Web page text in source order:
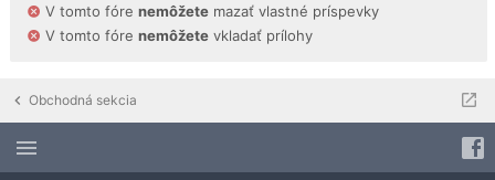
V tomto fóre nemôžete mazať vlastné príspevky
V tomto fóre nemôžete vkladať prílohy
Obchodná sekcia